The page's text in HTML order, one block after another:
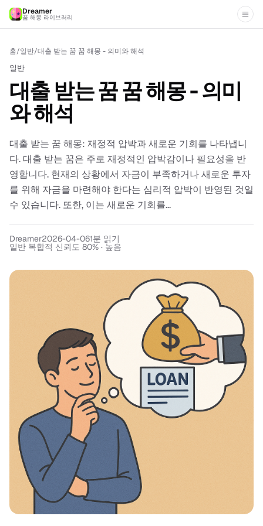
Dreamer
꿈 해몽 라이브러리
홈/일반/대출 받는 꿈 꿈 해몽 - 의미와 해석
일반
대출 받는 꿈 꿈 해몽 - 의미
와 해석
대출 받는 꿈 해몽: 재정적 압박과 새로운 기회를 나타냅니
다. 대출 받는 꿈은 주로 재정적인 압박감이나 필요성을 반
영합니다. 현재의 상황에서 자금이 부족하거나 새로운 투자
를 위해 자금을 마련해야 한다는 심리적 압박이 반영된 것일
수 있습니다. 또한, 이는 새로운 기회를...
Dreamer2026-04-061분 읽기
일반 복합적 신뢰도 80% · 높음